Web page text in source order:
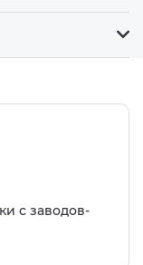
с заводов-